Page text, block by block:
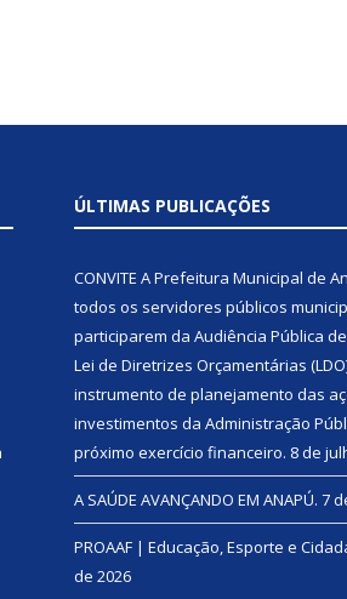
ÚLTIMAS PUBLICAÇÕES
CONVITE A Prefeitura Municipal de
todos os servidores públicos
participarem da Audiência Pública
Lei de Diretrizes Orçamentárias
instrumento de planejamento das
investimentos da Administração
próximo exercício financeiro. 8 de
A SAÚDE AVANÇANDO EM ANAPÚ. 7
PROAAF | Educação, Esporte e
de 2026